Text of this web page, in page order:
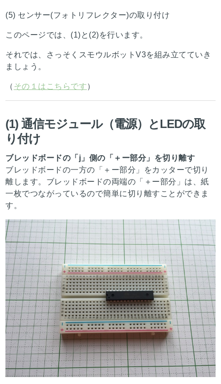
(5) センサー(フォトリフレクター)の取り付け
このページでは、(1)と(2)を行います。
それでは、さっそくスモウルボットV3を組み立てていき
ましょう。
（ その１はこちらです）
(1) 通信モジュール（電源）とLEDの取
り付け
ブレッドボードの「j」側の「＋ー部分」を切り離す
ブレッドボードの一方の「＋ー部分」をカッターで切り
離します。ブレッドボードの両端の「＋ー部分」は、紙
一枚でつながっているので簡単に切り離すことができま
す。